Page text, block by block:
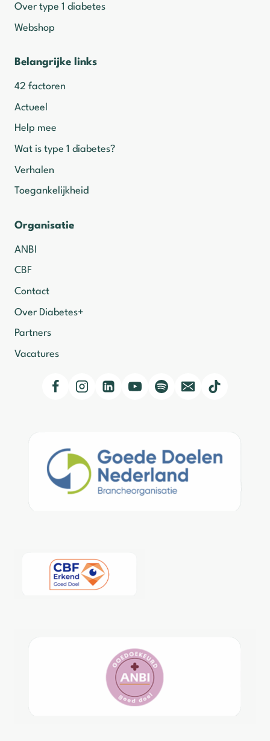
Over type 1 diabetes
Webshop
Belangrijke links
42 factoren
Actueel
Help mee
Wat is type 1 diabetes?
Verhalen
Toegankelijkheid
Organisatie
ANBI
CBF
Contact
Over Diabetes+
Partners
Vacatures